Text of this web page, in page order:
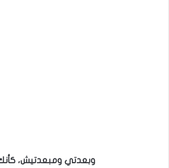
وبعدتي ومبعدتيش،